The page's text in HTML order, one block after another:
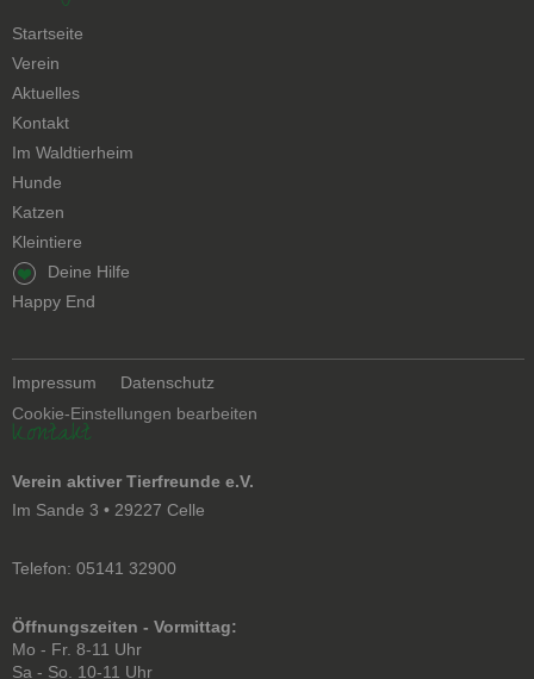
Navigation
überspringen
Startseite
Verein
Aktuelles
Kontakt
Navigation
überspringen
Im Waldtierheim
Hunde
Katzen
Kleintiere
Navigation
überspringen
Deine Hilfe
Happy End
Navigation
überspringen
Impressum
Datenschutz
Cookie-Einstellungen bearbeiten
Kontakt
Verein aktiver Tierfreunde e.V.
Im Sande 3 • 29227 Celle
Telefon: 05141 32900
Öffnungszeiten - Vormittag:
Mo - Fr. 8-11 Uhr
Sa - So. 10-11 Uhr